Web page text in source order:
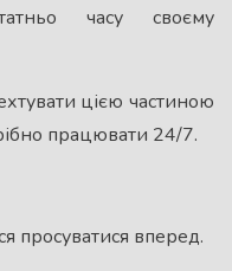
часу своєму
цією частиною
працювати 24/7.
просуватися вперед.